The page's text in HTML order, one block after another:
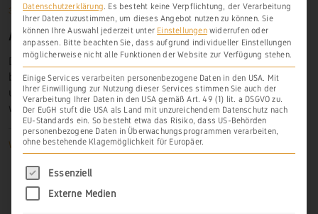
31. Dezember 1275 Aull,Frühere Weinbauorte
AULL
Der erste bekannten Hinweis datiert Weinbau beiAull
bereits für das beginnende 13. Jahrhundert. Der erste
urkundliche Nachweis kann erst für1275geführt
werden.
Weiterlesen
Datenschutzerklärung Es besteht keine Verpflichtung, der Verarbeitung
Ihrer Daten zuzustimmen, um dieses Angebot nutzen zu können. Sie
können Ihre Auswahl jederzeit unter Einstellungenwiderrufen oder
anpassen. Bitte beachten Sie, dass aufgrund individueller Einstellungen
möglicherweise nicht alle Funktionen der Website zur Verfügung stehen.
Einige Services verarbeiten personenbezogene Daten in den USA. Mit
Ihrer Einwilligung zur Nutzung dieser Services stimmen Sie auch der
Verarbeitung Ihrer Daten in den USA gemäß Art. 49 (1) lit. a DSGVO zu.
Der EuGH stuft die USA als Land mit unzureichendem Datenschutz nach
EU-Standards ein. So besteht etwa das Risiko, dass US-Behörden
personenbezogene Daten in Überwachungsprogrammen verarbeiten,
ohne bestehende Klagemöglichkeit für Europäer.
Es folgt eine Liste der Service-Gruppen, für
Essenziell
Externe Medien